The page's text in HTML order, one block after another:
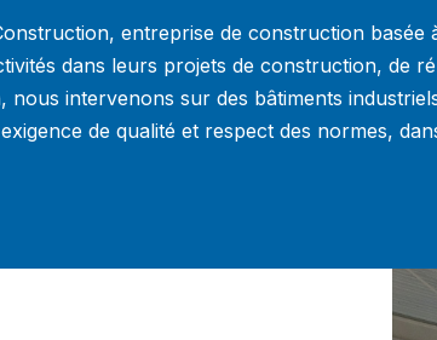
entreprise de construction
dans leurs projets de construction, de
nous intervenons sur des bâtiments
de qualité et respect des normes,